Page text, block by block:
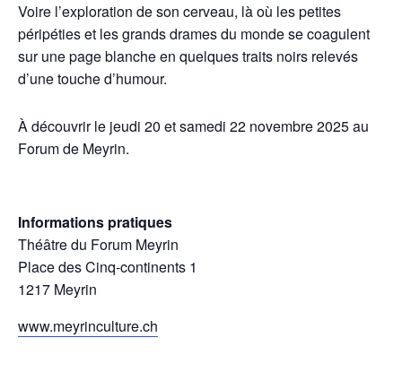
Voire l’exploration de son cerveau, là où les petites
péripéties et les grands drames du monde se coagulent
sur une page blanche en quelques traits noirs relevés
d’une touche d’humour.
À découvrir le jeudi 20 et samedi 22 novembre 2025 au
Forum de Meyrin.
Informations pratiques
Théâtre du Forum Meyrin
Place des Cinq-continents 1
1217 Meyrin
www.meyrinculture.ch